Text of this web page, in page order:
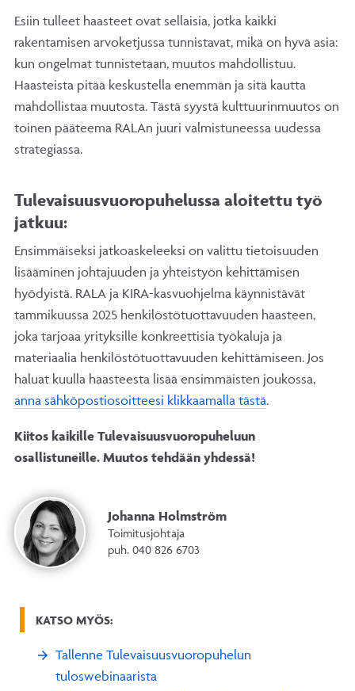
Esiin tulleet haasteet ovat sellaisia, jotka kaikki
rakentamisen arvoketjussa tunnistavat, mikä on hyvä asia:
kun ongelmat tunnistetaan, muutos mahdollistuu.
Haasteista pitää keskustella enemmän ja sitä kautta
mahdollistaa muutosta. Tästä syystä kulttuurinmuutos on
toinen pääteema RALAn juuri valmistuneessa uudessa
strategiassa.
Tulevaisuusvuoropuhelussa aloitettu työ
jatkuu:
Ensimmäiseksi jatkoaskeleeksi on valittu tietoisuuden
lisääminen johtajuuden ja yhteistyön kehittämisen
hyödyistä. RALA ja KIRA-kasvuohjelma käynnistävät
tammikuussa 2025 henkilöstötuottavuuden haasteen,
joka tarjoaa yrityksille konkreettisia työkaluja ja
materiaalia henkilöstötuottavuuden kehittämiseen. Jos
haluat kuulla haasteesta lisää ensimmäisten joukossa,
anna sähköpostiosoitteesi klikkaamalla tästä.
Kiitos kaikille Tulevaisuusvuoropuheluun
osallistuneille. Muutos tehdään yhdessä!
Johanna Holmström
Toimitusjohtaja
puh. 040 826 6703
KATSO MYÖS:
Tallenne Tulevaisuusvuoropuhelun
tuloswebinaarista